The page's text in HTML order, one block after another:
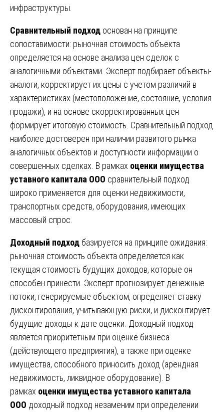
инфраструктуры.
Сравнительный подход основан на принципе
сопоставимости: рыночная стоимость объекта
определяется на основе анализа цен сделок с
аналогичными объектами. Эксперт подбирает объекты-
аналоги, корректирует их цены с учетом различий в
характеристиках (местоположение, состояние, условия
продажи), и на основе скорректированных цен
формирует итоговую стоимость. Сравнительный подход
наиболее достоверен при наличии развитого рынка
аналогичных объектов и доступности информации о
совершенных сделках. В рамках оценки имущества
уставного капитала ООО сравнительный подход
широко применяется для оценки недвижимости,
транспортных средств, оборудования, имеющих
массовый спрос.
Доходный подход базируется на принципе ожидания:
рыночная стоимость объекта определяется как
текущая стоимость будущих доходов, которые он
способен принести. Эксперт прогнозирует денежные
потоки, генерируемые объектом, определяет ставку
дисконтирования, учитывающую риски, и дисконтирует
будущие доходы к дате оценки. Доходный подход
является приоритетным при оценке бизнеса
(действующего предприятия), а также при оценке
имущества, способного приносить доход (арендная
недвижимость, ликвидное оборудование). В
рамках оценки имущества уставного капитала
ООО доходный подход незаменим при определении